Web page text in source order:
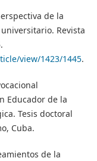
de la
Revista
view/1423/1445.
Educador de la
Tesis doctoral
Cuba.
de la